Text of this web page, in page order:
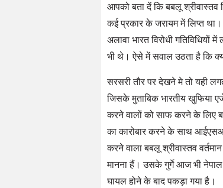
आपको बता दें कि बबलू श्रीवास्तव
कई प्रकार के जरायम में लिप्त
अलावा भारत विरोधी
भी थे। ऐसे में सवाल उठता है कि
सरसरी तौर पर देखने मे तो यही
जिसके मुताबिक भारतीय खुफिया
करने वालों को साफ करने के लिए
का कारोबार करने के साथ
करने वाला बबलू श्रीवास्तव
मानना हैं। उसके गुर्गे आज भी
घायल होने के बाद पकड़ा गया है।